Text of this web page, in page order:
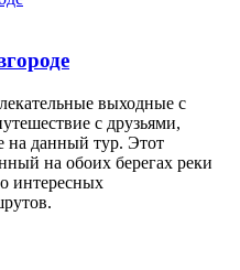
выходные с
с друзьями,
на данный тур. Этот
на обоих берегах реки
интересных